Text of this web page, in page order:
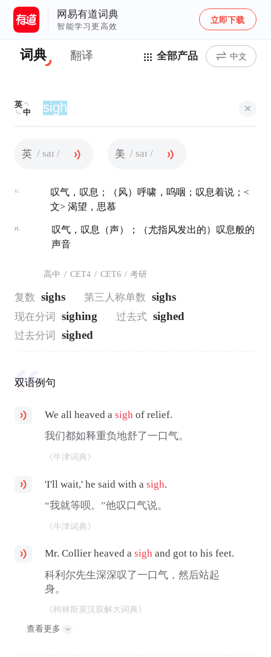
网易有道词典
智能学习更高效
立即下载
词典 翻译 全部产品 中文
英
中
英 / saɪ / 美 / saɪ /
v.
叹气，叹息；（风）呼啸，呜咽；叹息着说；<
文> 渴望，思慕
n.
叹气，叹息（声）；（尤指风发出的）叹息般的
声音
高中 / CET4 / CET6 / 考研
复数 sighs 第三人称单数 sighs
现在分词 sighing 过去式 sighed
过去分词 sighed
双语例句
We all heaved asigh of relief.
我们都如释重负地舒了一口气。
《牛津词典》
'I'll wait,' he said with asigh.
“我就等呗。”他叹口气说。
《牛津词典》
Mr. Collier heaved asigh and got to his feet.
科利尔先生深深叹了一口气，然后站起
身。
《柯林斯英汉双解大词典》
查看更多